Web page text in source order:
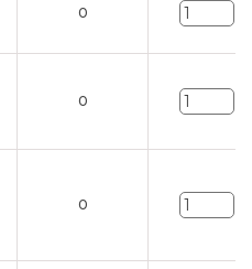
0
0
0